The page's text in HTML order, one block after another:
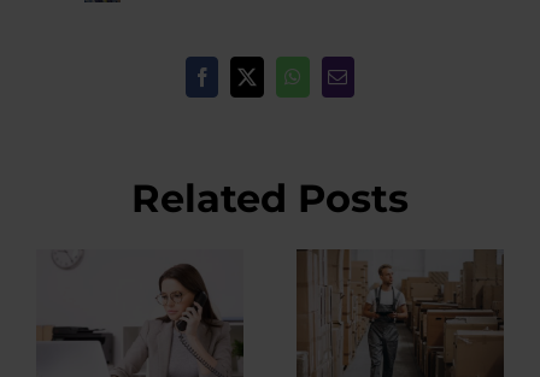
Facebook
X WhatsApp
Email
Related Posts